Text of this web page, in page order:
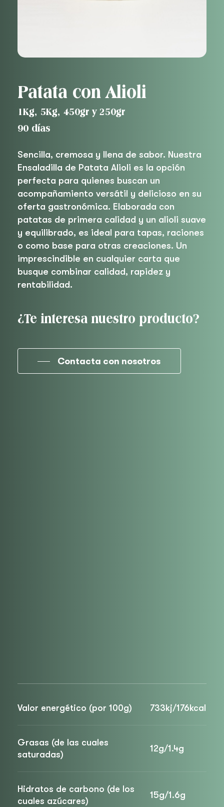
Patata con Alioli
1Kg, 5Kg, 450gr y 250gr
90 días
Sencilla, cremosa y llena de sabor. Nuestra
Ensaladilla de Patata Alioli es la opción
perfecta para quienes buscan un
acompañamiento versátil y delicioso en su
oferta gastronómica. Elaborada con
patatas de primera calidad y un alioli suave
y equilibrado, es ideal para tapas, raciones
o como base para otras creaciones. Un
imprescindible en cualquier carta que
busque combinar calidad, rapidez y
rentabilidad.
¿Te interesa nuestro producto?
Contacta con nosotros
Valor energético (por 100g) 733kj/176kcal
Grasas (de las cuales
saturadas)
12g/1.4g
Hidratos de carbono (de los
cuales azúcares)
15g/1.6g